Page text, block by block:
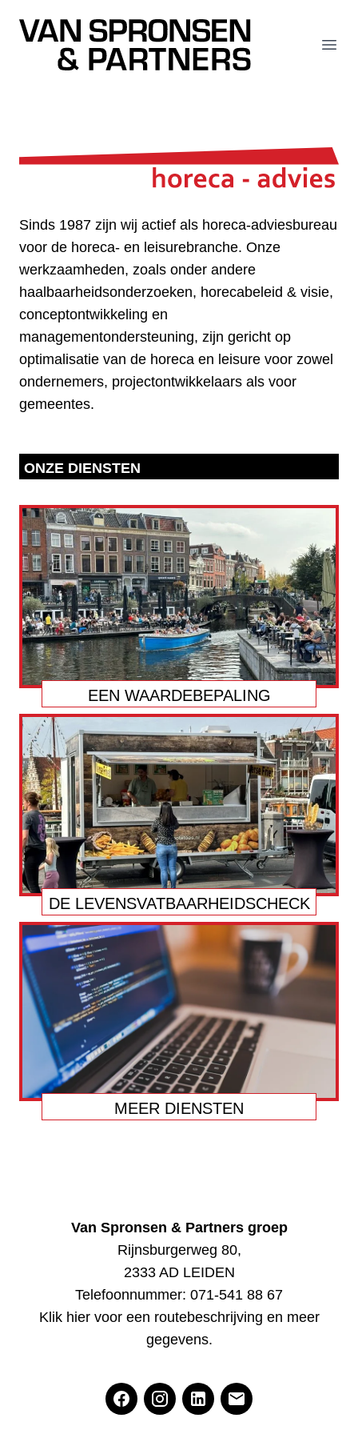
Van Spronsen & Partners
Sinds 1987 zijn wij actief als horeca-adviesbureau
voor de horeca- en leisurebranche. Onze
werkzaamheden, zoals onder andere
haalbaarheidsonderzoeken, horecabeleid & visie,
conceptontwikkeling en
managementondersteuning, zijn gericht op
optimalisatie van de horeca en leisure voor zowel
ondernemers, projectontwikkelaars als voor
gemeentes.
ONZE DIENSTEN
EEN WAARDEBEPALING
DE LEVENSVATBAARHEIDSCHECK
MEER DIENSTEN
Van Spronsen & Partners groep
Rijnsburgerweg 80,
2333 AD LEIDEN
Telefoonnummer: 071-541 88 67
Klik hier voor een routebeschrijving en meer
gegevens.